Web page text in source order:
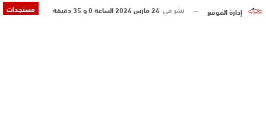
مستجدات إدارة الموقع نشر في 24 مارس 2024 الساعة 0 و 35 دقيقة